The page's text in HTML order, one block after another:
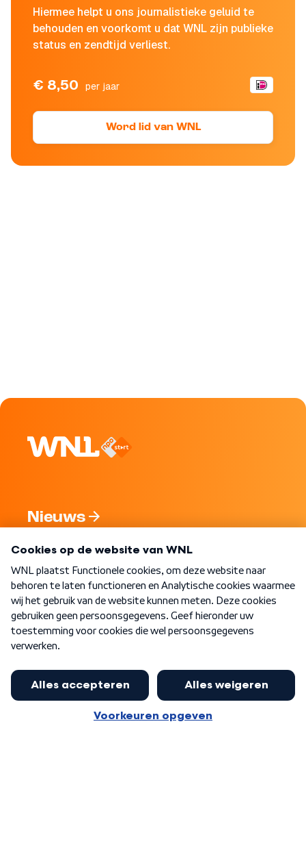
Hiermee helpt u ons journalistieke geluid te
behouden en voorkomt u dat WNL zijn publieke
status en zendtijd verliest.
€ 8,50 per jaar
Word lid van WNL
Nieuws
Nieuwsbrief
Word Lid